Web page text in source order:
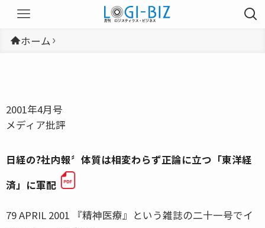
ホーム
2001年4月号
メディア批評
日経の?社内報〞体質は相変わらず正論に立つ「東洋経
済」に軍配
79 APRIL 2001 『精神医療』という雑誌の二十一号でイ